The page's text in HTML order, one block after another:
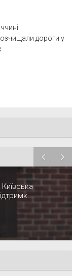
дороги у